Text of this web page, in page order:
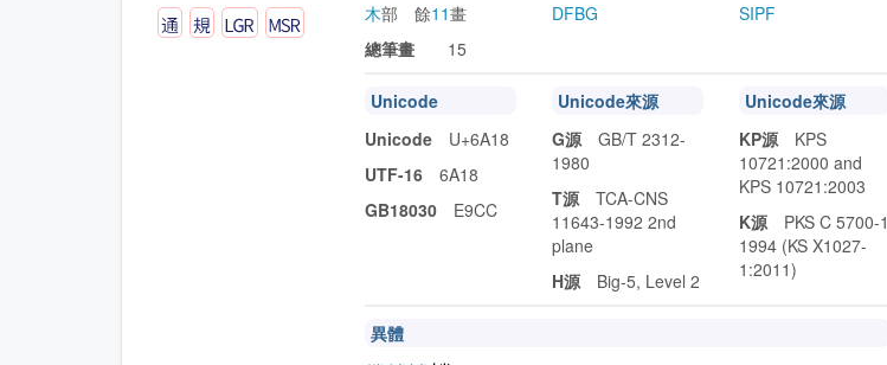
木部 餘11畫
總筆畫 15
DFBG
SIPF
Unicode
UnicodeU+6A18
UTF-166A18
GB18030E9CC
Unicode來源
G源GB/T 2312-
1980
T源TCA-CNS
11643-1992 2nd
plane
H源Big-5, Level 2
Unicode來源
KP源KPS
10721:2000 and
KPS 10721:2003
K源PKS C 5700-1
1994 (KS X1027-
1:2011)
異體